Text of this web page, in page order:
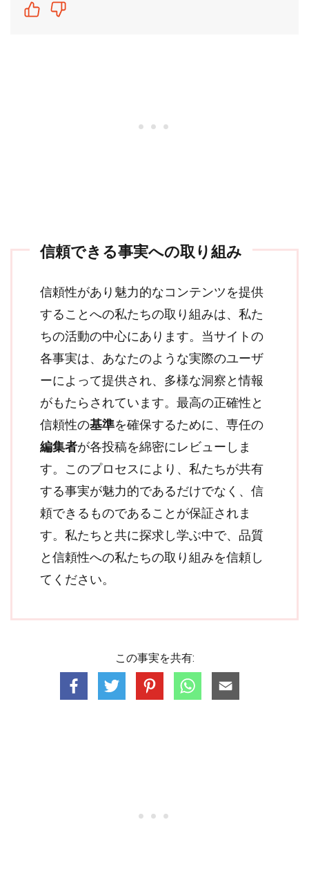
信頼できる事実への取り組み
信頼性があり魅力的なコンテンツを提供
することへの私たちの取り組みは、私た
ちの活動の中心にあります。当サイトの
各事実は、あなたのような実際のユーザ
ーによって提供され、多様な洞察と情報
がもたらされています。最高の正確性と
信頼性の基準を確保するために、専任の
編集者が各投稿を綿密にレビューしま
す。このプロセスにより、私たちが共有
する事実が魅力的であるだけでなく、信
頼できるものであることが保証されま
す。私たちと共に探求し学ぶ中で、品質
と信頼性への私たちの取り組みを信頼し
てください。
この事実を共有: